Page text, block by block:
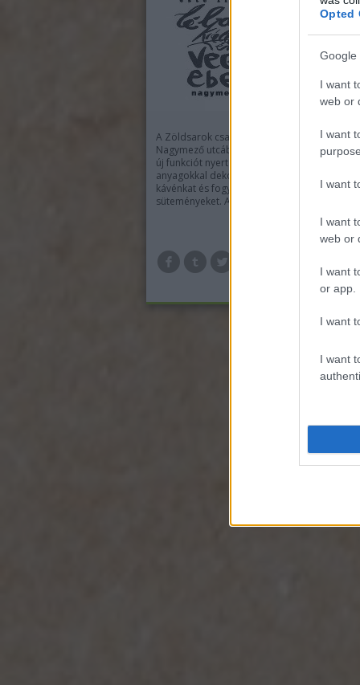
Opted
Google
I want
web or
I want
I want
I want
web or
I want
or app.
I want
I want
A Zöldsarok csapatát szomorú hír várta két
Nagymező utcában. Bezárt a Nedű, a kávézó,
új funkciót nyert raklapokon, újrahasznosított
anyagokkal dekorált helyiségben
kávénkat és fogyaszthattuk a házi készítésű
süteményeket. A Nedű…